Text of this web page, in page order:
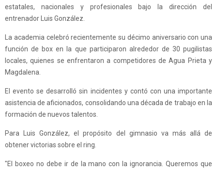
estatales, nacionales y profesionales bajo la dirección del
entrenador Luis González.
La academia celebró recientemente su décimo aniversario con una
función de box en la que participaron alrededor de 30 pugilistas
locales, quienes se enfrentaron a competidores de Agua Prieta y
Magdalena.
El evento se desarrolló sin incidentes y contó con una importante
asistencia de aficionados, consolidando una década de trabajo en la
formación de nuevos talentos.
Para Luis González, el propósito del gimnasio va más allá de
obtener victorias sobre el ring.
"El boxeo no debe ir de la mano con la ignorancia. Queremos que